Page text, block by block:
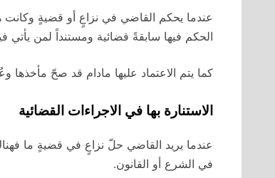
عندما يحكم القاضي في نزاعٍ أو قضيةٍ وكانت
الحكم فيها سابقةً قضائية ومستنداً لمن يأتي
كما يتم الاعتماد عليها مادام قد صحّ مأخذها
الاستنارة بها في الاجراءات القضائية
عندما يريد القاضي حلّ نزاعٍ في قضيةٍ ما
في الشرع أو القانون.